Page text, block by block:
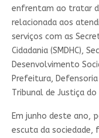
enfrentam ao tratar
relacionada aos
serviços com as
Cidadania (SMDHC),
Desenvolvimento
Prefeitura,
Tribunal de Justiça
Em junho deste ano,
escuta da sociedade,